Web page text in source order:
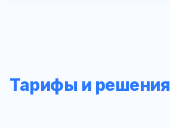
Тарифы и решения